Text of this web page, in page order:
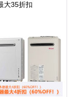
大35折扣